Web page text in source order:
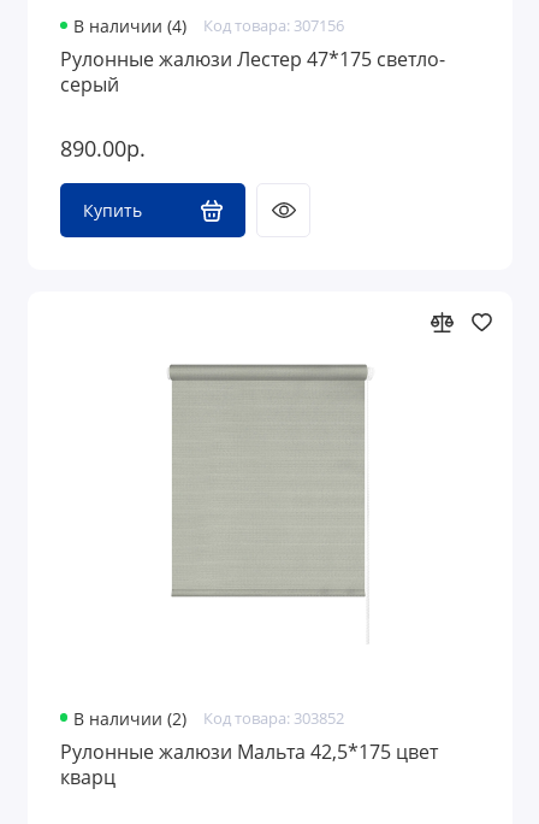
В наличии (4) Код товара: 307156
Рулонные жалюзи Лестер 47*175 светло-
серый
890.00р.
Купить
В наличии (2) Код товара: 303852
Рулонные жалюзи Мальта 42,5*175 цвет
кварц